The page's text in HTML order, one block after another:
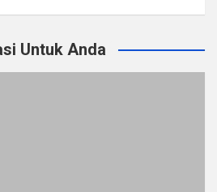
Untuk Anda